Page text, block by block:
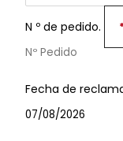
N º de pedido.
Fecha de